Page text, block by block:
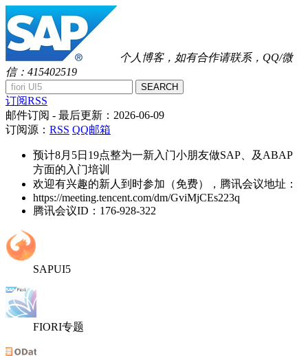
个人博客，如有合作请联系，QQ/微
信：415402519
SEARCH
订阅RSS
邮件订阅 - 最后更新： 2026-06-09
订阅源： RSS QQ邮箱
预计8月5日19点整为一新入门小朋友做SAP、及ABAP
方面的入门培训
欢迎有兴趣的新人到时参加（免费），腾讯会议地址：
https://meeting.tencent.com/dm/GviMjCEs223q
腾讯会议ID：176-928-322
SAPUI5
FIORI专题